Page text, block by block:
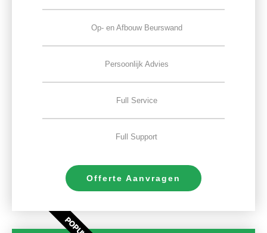
Op- en Afbouw Beurswand
Persoonlijk Advies
Full Service
Full Support
Offerte Aanvragen